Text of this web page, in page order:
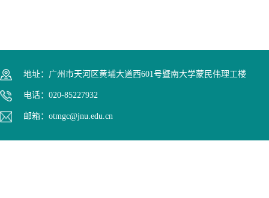
地址：广州市天河区黄埔大道西601号暨南大学蒙民伟理工楼
电话：020-85227932
邮箱：otmgc@jnu.edu.cn